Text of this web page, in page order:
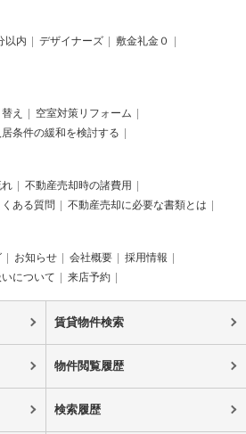
以内 デザイナーズ
敷金礼金０
え
空室対策リフォーム
居条件の緩和を検討する
不動産売却時の諸費用
くある質問 不動産売却に必要な書類とは
お知らせ 会社概要
採用情報
について 来店予約
賃貸物件検索
物件閲覧履歴
検索履歴